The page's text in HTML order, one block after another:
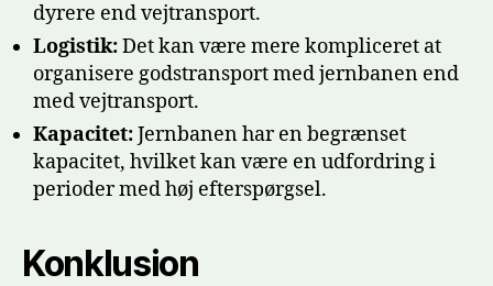
dyrere end vejtransport.
Logistik:Det kan være mere kompliceret at
organisere godstransport med jernbanen end
med vejtransport.
Kapacitet:Jernbanen har en begrænset
kapacitet, hvilket kan være en udfordring i
perioder med høj efterspørgsel.
Konklusion